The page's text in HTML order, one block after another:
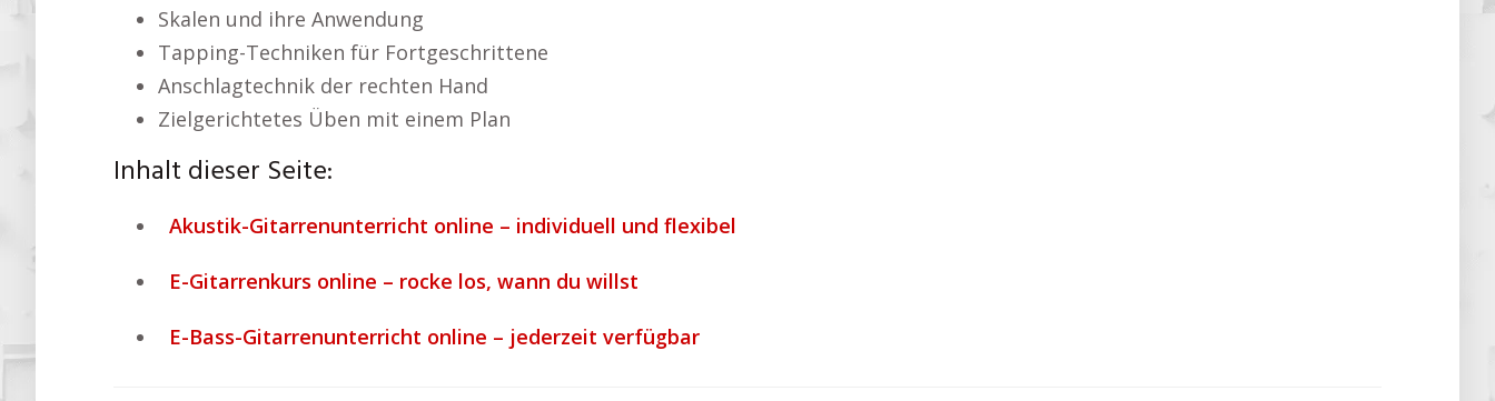
Skalen und ihre Anwendung
Tapping-Techniken für Fortgeschrittene
Anschlagtechnik der rechten Hand
Zielgerichtetes Üben mit einem Plan
Inhalt dieser Seite:
Akustik-Gitarrenunterricht online – individuell und flexibel
E-Gitarrenkurs online – rocke los, wann du willst
E-Bass-Gitarrenunterricht online – jederzeit verfügbar